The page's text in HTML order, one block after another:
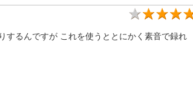
するんですが これを使うととにかく素音で録れ